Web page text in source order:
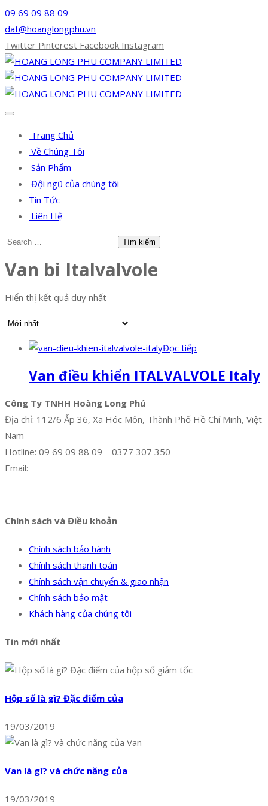
09 69 09 88 09
dat@hoanglongphu.vn
Twitter Pinterest Facebook Instagram
Trang Chủ
Về Chúng Tôi
Sản Phẩm
Đội ngũ của chúng tôi
Tin Tức
Liên Hệ
Van bi Italvalvole
Hiển thị kết quả duy nhất
Đọc tiếp
Van điều khiển ITALVALVOLE Italy
Công Ty TNHH Hoàng Long Phú
Địa chỉ: 112/6 Ấp 36, Xã Hóc Môn, Thành Phố Hồ Chí Minh, Việt
Nam
Hotline: 09 69 09 88 09 – 0377 307 350
Email:
Chính sách và Điều khoản
Chính sách bảo hành
Chính sách thanh toán
Chính sách vận chuyển & giao nhận
Chính sách bảo mật
Khách hàng của chúng tôi
Tin mới nhất
Hộp số là gì? Đặc điểm của
19/03/2019
Van là gì? và chức năng của
19/03/2019